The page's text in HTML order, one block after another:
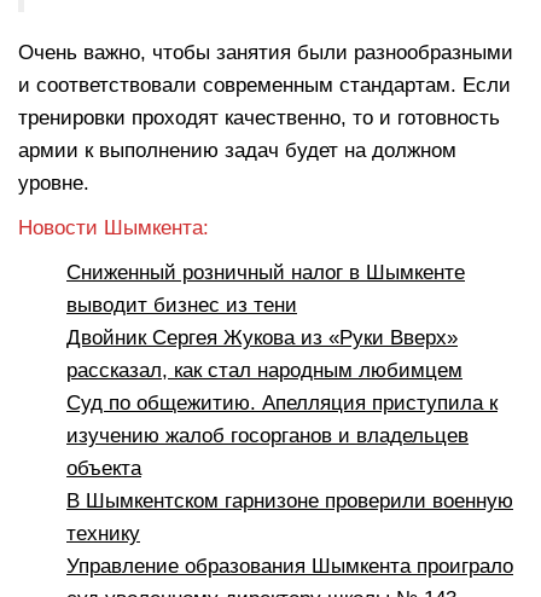
Очень важно, чтобы занятия были разнообразными
и соответствовали современным стандартам. Если
тренировки проходят качественно, то и готовность
армии к выполнению задач будет на должном
уровне.
Новости Шымкента:
Сниженный розничный налог в Шымкенте
выводит бизнес из тени
Двойник Сергея Жукова из «Руки Вверх»
рассказал, как стал народным любимцем
Суд по общежитию. Апелляция приступила к
изучению жалоб госорганов и владельцев
объекта
В Шымкентском гарнизоне проверили военную
технику
Управление образования Шымкента проиграло